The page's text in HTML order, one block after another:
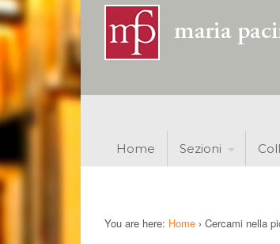
Home Sezioni
You are here: Home › Cercami nella